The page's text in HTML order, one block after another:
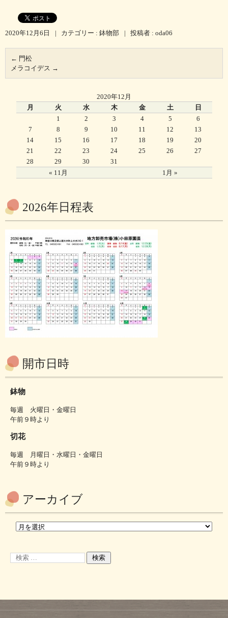
2020年12月6日 | カテゴリー : 鉢物部 | 投稿者 : oda06
← 門松
メラコイデス →
2020年12月
月
火 水 木 金 土 日
« 11月 1月 »
1 2 3 4 5
6
7
8 9 10 11 12
13
14
15 16 17 18 19
20
21
22 23 24 25 26
27
28
29 30 31
2026年日程表
開市日時
鉢物
毎週 火曜日・金曜日
午前９時より
切花
毎週 月曜日・水曜日・金曜日
午前９時より
アーカイブ